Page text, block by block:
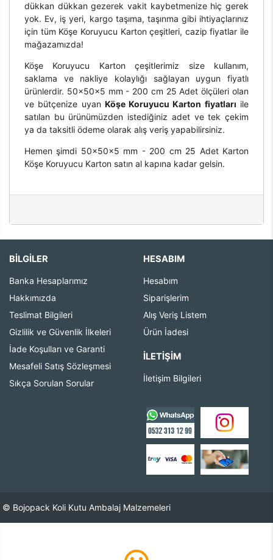
dükkan dükkan gezerek vakit kaybetmenize hiç gerek
yok. Ev, iş yeri, kargo taşıma, taşınma gibi ihtiyaçlarınız
için tüm Köşe Koruyucu Karton çeşitleri, cazip fiyatlar ile
mağazamızda!
Köşe Koruyucu Karton çeşitlerimiz size kullanım,
saklama ve nakliye kolaylığı sağlayan uygun fiyatlı
ürünlerdir. 50x50x5 mm - 200 cm 25 Adet ölçüleri olan
ve bütçenize uyan Köşe Koruyucu Karton fiyatları ile
satılan bu ürünümüzden istediğiniz adet ve tek çekim
ya da taksitli ödeme olarak alış veriş yapabilirsiniz.
Hemen şimdi 50x50x5 mm - 200 cm 25 Adet Karton
Köşe Koruyucu Karton satın al kapına kadar gelsin.
BİLGİLER
Banka Hesaplarımız
Hakkımızda
Teslimat Bilgileri
Gizlilik ve Güvenlik İlkeleri
İade Koşulları ve Garanti
Mesafeli Satış Sözleşmesi
Sıkça Sorulan Sorular
HESABIM
Hesabım
Siparişlerim
Alış Veriş Listem
Ürün İadesi
İLETIŞIM
İletişim Bilgileri
© Bojopack Koli Kutu Ambalaj Malzemeleri